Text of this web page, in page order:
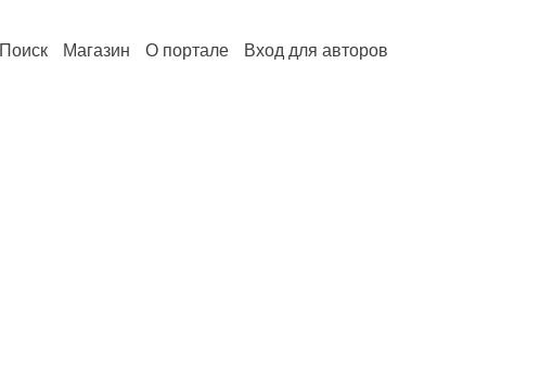
Поиск Магазин О портале Вход для авторов